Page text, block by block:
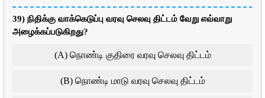
39) நிதிக்கு வாக்கெடுப்பு வரவு செலவு திட்டம் வேறு எவ்வாறு
அழைக்கப்படுகிறது?
(A) நொண்டி குதிரை வரவு செலவு திட்டம்
(B) நொண்டி மாடு வரவு செலவு திட்டம்